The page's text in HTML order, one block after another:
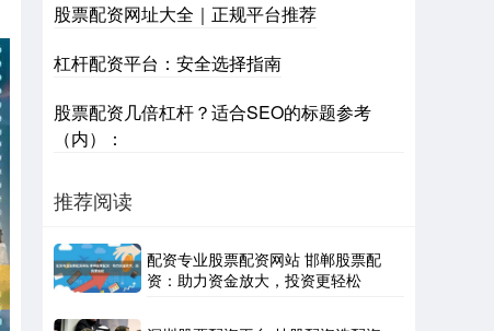
股票配资网址大全｜正规平台推荐
杠杆配资平台：安全选择指南
股票配资几倍杠杆？适合SEO的标题参考
（内）：
推荐阅读
配资专业股票配资网站 邯郸股票配
资：助力资金放大，投资更轻松